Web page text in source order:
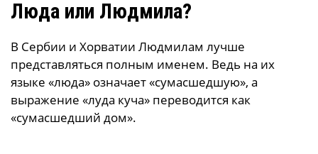
Люда или Людмила?
В Сербии и Хорватии Людмилам лучше
представляться полным именем. Ведь на их
языке «люда» означает «сумасшедшую», а
выражение «луда куча» переводится как
«сумасшедший дом».